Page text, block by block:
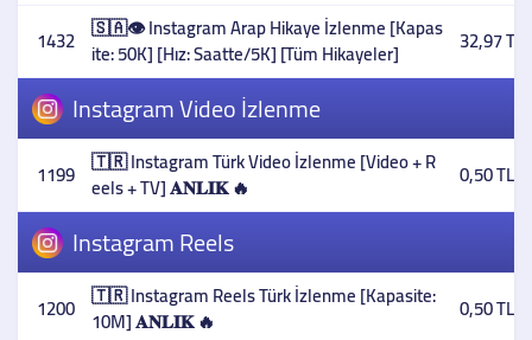
1432 🇸🇦👁️ Instagram Arap Hikaye İzlenme [Kapas
ite: 50K] [Hız: Saatte/5K] [Tüm Hikayeler] 32,97 TL
Instagram Video İzlenme
1199 🇹🇷 Instagram Türk Video İzlenme [Video + R
eels + TV] 𝐀𝐍𝐋𝐈𝐊 🔥 0,50 TL
Instagram Reels
1200 🇹🇷 Instagram Reels Türk İzlenme [Kapasite:
10M] 𝐀𝐍𝐋𝐈𝐊 🔥 0,50 TL